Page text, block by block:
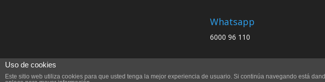
Whatsapp
6000 96 110
Uso de cookies
Este sitio web utiliza cookies para que usted tenga la mejor experiencia de usuario. Si continúa navegando está